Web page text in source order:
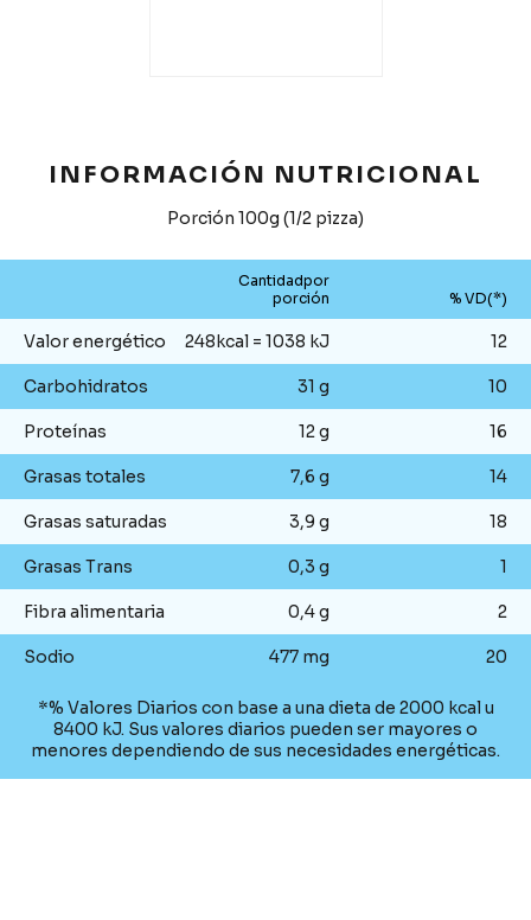
INFORMACIÓN NUTRICIONAL
Porción 100g (1/2 pizza)
Cantidadpor
porción
% VD(*)
Valor energético 248kcal = 1038 kJ 12
Carbohidratos 31 g 10
Proteínas 12 g 16
Grasas totales 7,6 g 14
Grasas saturadas 3,9 g 18
Grasas Trans 0,3 g 1
Fibra alimentaria 0,4 g 2
Sodio 477 mg 20
*% Valores Diarios con base a una dieta de 2000 kcal u
8400 kJ. Sus valores diarios pueden ser mayores o
menores dependiendo de sus necesidades energéticas.